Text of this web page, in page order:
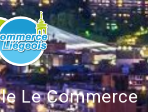
Le Commerce